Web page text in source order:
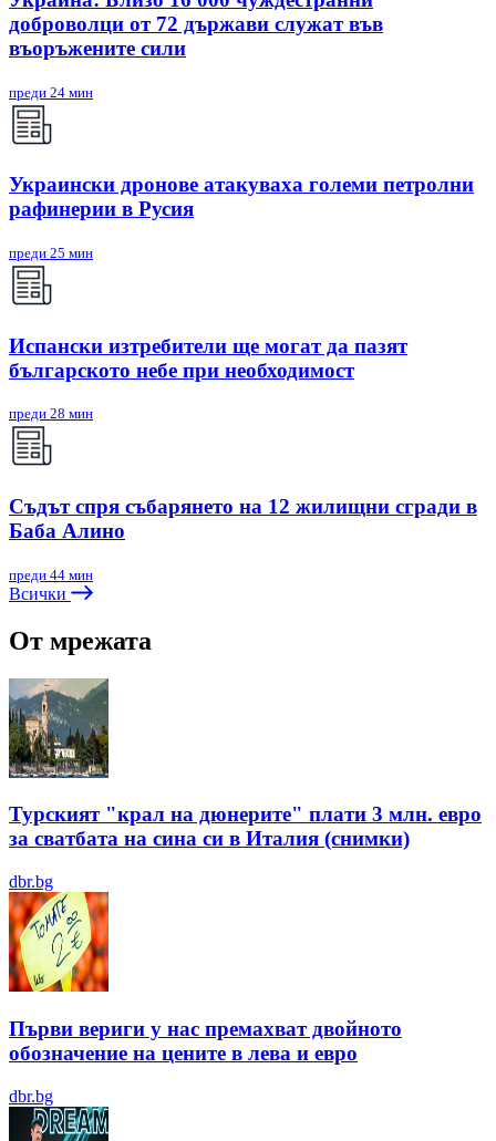
доброволци от 72 държави служат във
въоръжените сили
преди 24 мин
Украински дронове атакуваха големи петролни
рафинерии в Русия
преди 25 мин
Испански изтребители ще могат да пазят
българското небе при необходимост
преди 28 мин
Съдът спря събарянето на 12 жилищни сгради в
Баба Алино
преди 44 мин
Всички
От мрежата
Турският "крал на дюнерите" плати 3 млн. евро
за сватбата на сина си в Италия (снимки)
dbr.bg
Първи вериги у нас премахват двойното
обозначение на цените в лева и евро
dbr.bg